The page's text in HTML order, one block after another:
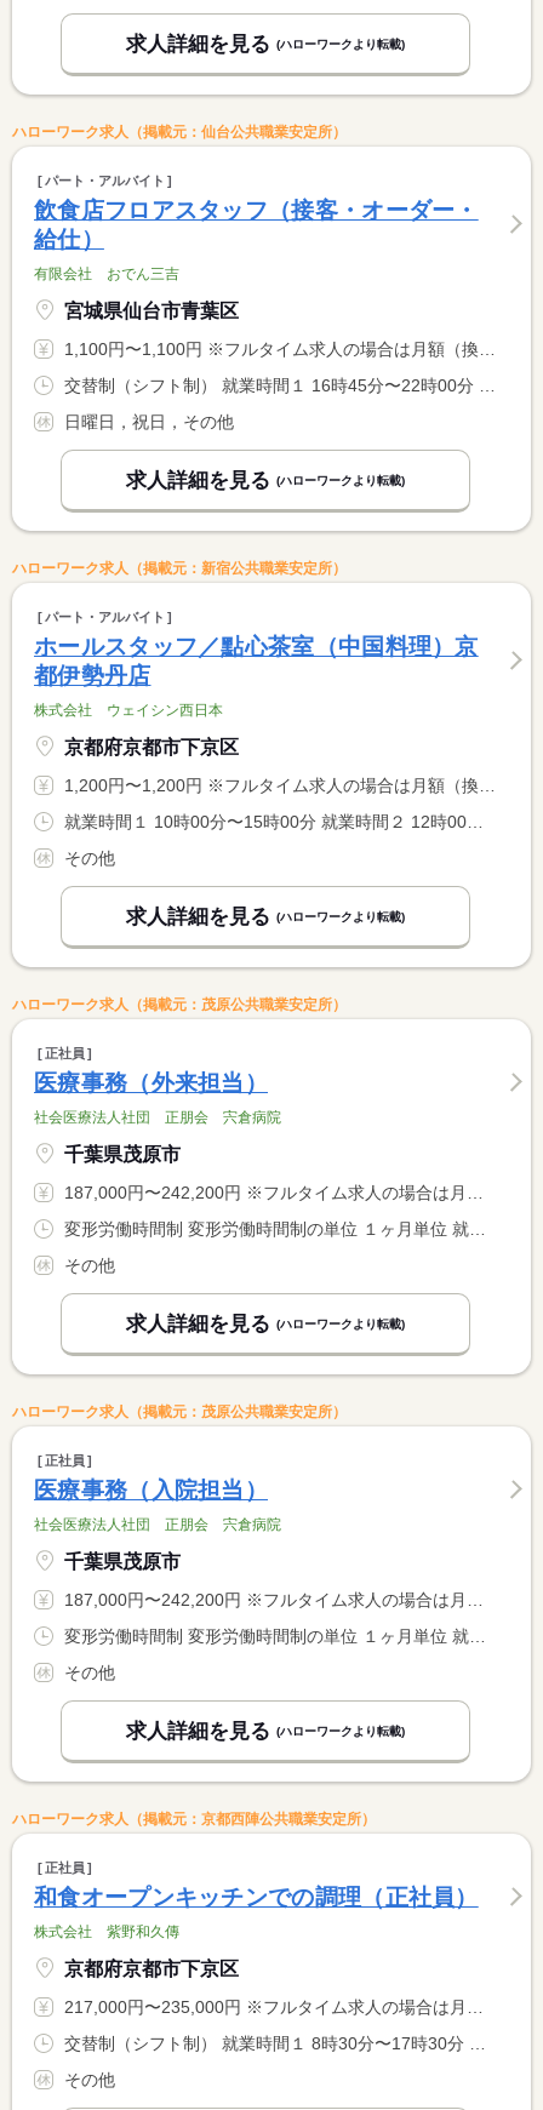
求人詳細を見る (ハローワークより転載)
ハローワーク求人（掲載元：仙台公共職業安定所）
パート・アルバイト
飲食店フロアスタッフ（接客・オーダー・
給仕）
有限会社 おでん三吉
宮城県仙台市青葉区
1,100円〜1,100円 ※フルタイム求人の場合は月額（換算額）、パート求人の場合は時間額を表示しています。
日曜日，祝日，その他
求人詳細を見る (ハローワークより転載)
ハローワーク求人（掲載元：新宿公共職業安定所）
パート・アルバイト
ホールスタッフ／點心茶室（中国料理）京
都伊勢丹店
株式会社 ウェイシン西日本
京都府京都市下京区
1,200円〜1,200円 ※フルタイム求人の場合は月額（換算額）、パート求人の場合は時間額を表示しています。
その他
求人詳細を見る (ハローワークより転載)
ハローワーク求人（掲載元：茂原公共職業安定所）
正社員
医療事務（外来担当）
社会医療法人社団 正朋会 宍倉病院
千葉県茂原市
187,000円〜242,200円 ※フルタイム求人の場合は月額（換算額）、パート求人の場合は時間額を表示しています。
その他
求人詳細を見る (ハローワークより転載)
ハローワーク求人（掲載元：茂原公共職業安定所）
正社員
医療事務（入院担当）
社会医療法人社団 正朋会 宍倉病院
千葉県茂原市
187,000円〜242,200円 ※フルタイム求人の場合は月額（換算額）、パート求人の場合は時間額を表示しています。
その他
求人詳細を見る (ハローワークより転載)
ハローワーク求人（掲載元：京都西陣公共職業安定所）
正社員
和食オープンキッチンでの調理（正社員）
株式会社 紫野和久傳
京都府京都市下京区
217,000円〜235,000円 ※フルタイム求人の場合は月額（換算額）、パート求人の場合は時間額を表示しています。
その他